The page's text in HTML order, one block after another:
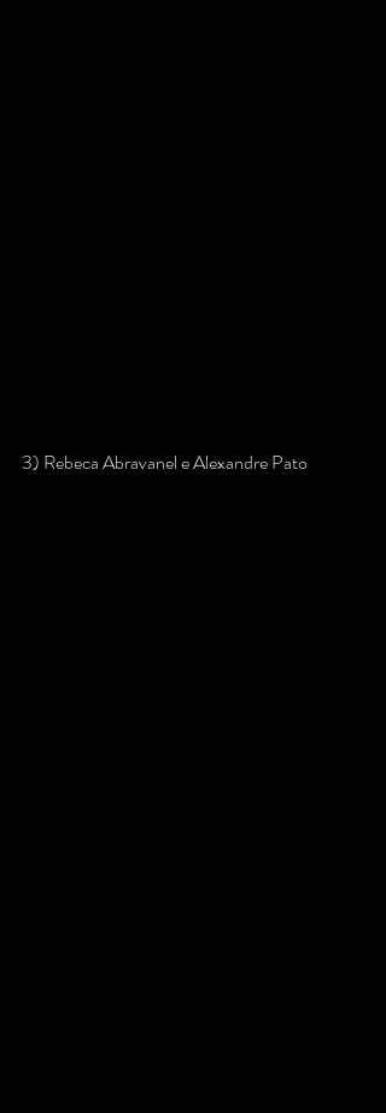
3) Rebeca Abravanel e Alexandre Pato